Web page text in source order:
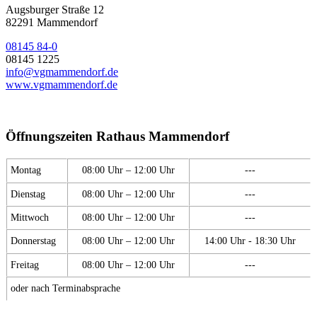
Augsburger Straße 12
82291 Mammendorf
08145 84-0
08145 1225
info@vgmammendorf.de
www.vgmammendorf.de
Öffnungszeiten Rathaus Mammendorf
Montag 08:00 Uhr – 12:00 Uhr ---
Dienstag 08:00 Uhr – 12:00 Uhr ---
Mittwoch 08:00 Uhr – 12:00 Uhr ---
Donnerstag 08:00 Uhr – 12:00 Uhr 14:00 Uhr - 18:30 Uhr
Freitag 08:00 Uhr – 12:00 Uhr ---
oder nach Terminabsprache